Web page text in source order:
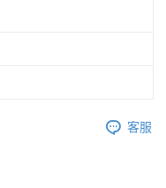
客服